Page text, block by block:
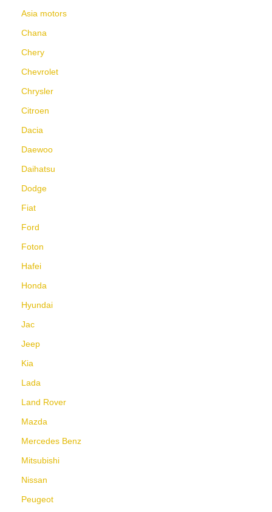
Asia motors
Chana
Chery
Chevrolet
Chrysler
Citroen
Dacia
Daewoo
Daihatsu
Dodge
Fiat
Ford
Foton
Hafei
Honda
Hyundai
Jac
Jeep
Kia
Lada
Land Rover
Mazda
Mercedes Benz
Mitsubishi
Nissan
Peugeot